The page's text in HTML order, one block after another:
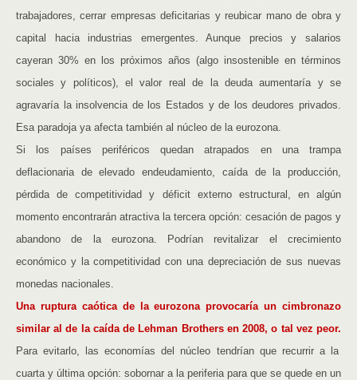
trabajadores, cerrar empresas deficitarias y reubicar mano de obra y
capital hacia industrias emergentes. Aunque precios y salarios
cayeran 30% en los próximos años (algo insostenible en términos
sociales y políticos), el valor real de la deuda aumentaría y se
agravaría la insolvencia de los Estados y de los deudores privados.
Esa paradoja ya afecta también al núcleo de la eurozona.
Si los países periféricos quedan atrapados en una trampa
deflacionaria de elevado endeudamiento, caída de la producción,
pérdida de competitividad y déficit externo estructural, en algún
momento encontrarán atractiva la tercera opción: cesación de pagos y
abandono de la eurozona. Podrían revitalizar el crecimiento
económico y la competitividad con una depreciación de sus nuevas
monedas nacionales.
Una ruptura caótica de la eurozona provocaría un cimbronazo
similar al de la caída de Lehman Brothers en 2008, o tal vez peor.
Para evitarlo, las economías del núcleo tendrían que recurrir a la
cuarta y última opción: sobornar a la periferia para que se quede en un